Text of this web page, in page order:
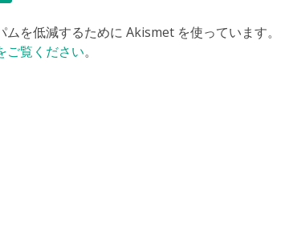
ムを低減するために Akismet を使っています。
ご覧ください。